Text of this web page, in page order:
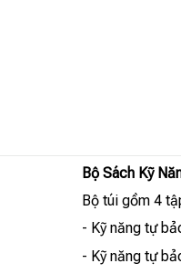
Bộ Sách Kỹ
Bộ túi gồm 4
- Kỹ năng tự
- Kỹ năng tự